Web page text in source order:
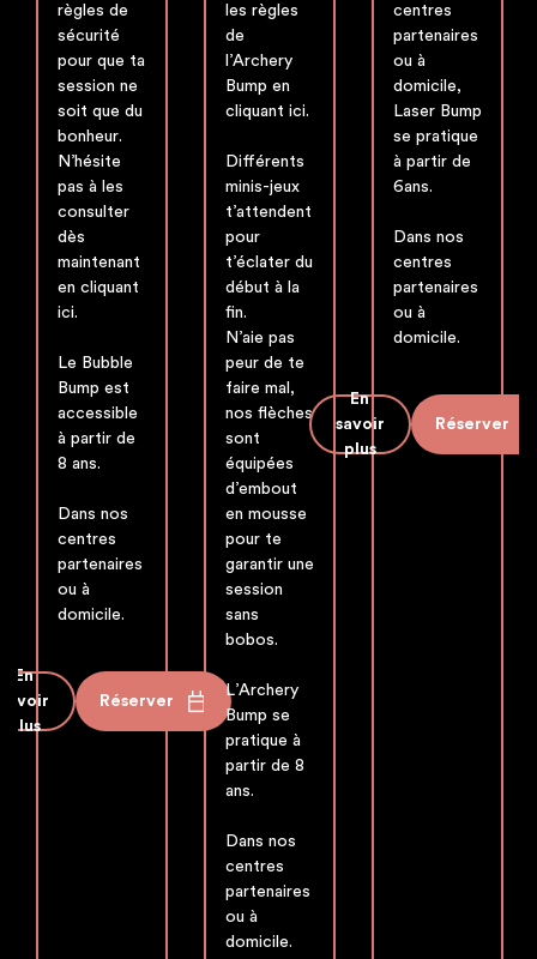
règles de
sécurité
pour que ta
session ne
soit que du
bonheur.
N’hésite
pas à les
consulter
dès
maintenant
en cliquant
ici.
Le Bubble
Bump est
accessible
à partir de
8 ans.
Dans nos
centres
partenaires
ou à
domicile.
En
savoir
plus
Réserver
les règles
de
l’Archery
Bump en
cliquant ici.
Différents
minis-jeux
t’attendent
pour
t’éclater du
début à la
fin.
N’aie pas
peur de te
faire mal,
nos flèches
sont
équipées
d’embout
en mousse
pour te
garantir une
session
sans
bobos.
L’Archery
Bump se
pratique à
partir de 8
ans.
Dans nos
centres
partenaires
ou à
domicile.
centres
partenaires
ou à
domicile,
Laser Bump
se pratique
à partir de
6ans.
Dans nos
centres
partenaires
ou à
domicile.
En
savoir
plus
Réserver